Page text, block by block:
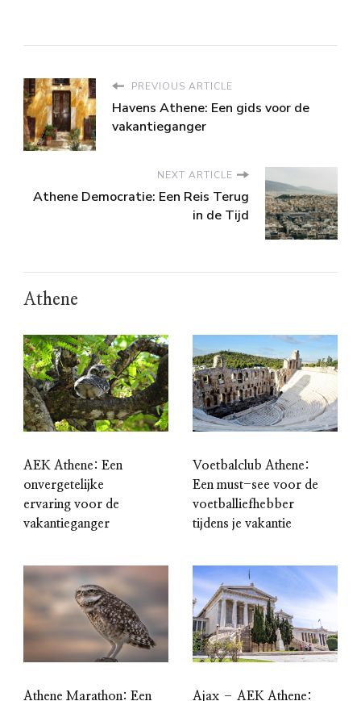
PREVIOUS ARTICLE
Havens Athene: Een gids voor de
vakantieganger
NEXT ARTICLE
Athene Democratie: Een Reis Terug
in de Tijd
Athene
AEK Athene: Een
onvergetelijke
ervaring voor de
vakantieganger
Voetbalclub Athene:
Een must-see voor de
voetballiefhebber
tijdens je vakantie
Athene Marathon: Een
Ajax – AEK Athene: